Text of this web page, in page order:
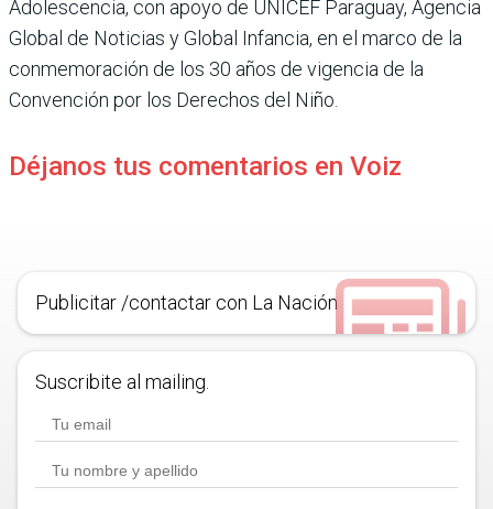
Adolescencia, con apoyo de UNICEF Paraguay, Agencia
Global de Noticias y Global Infancia, en el marco de la
conmemoración de los 30 años de vigencia de la
Convención por los Derechos del Niño.
Déjanos tus comentarios en Voiz
Publicitar /contactar con La Nación
Suscribite al mailing.